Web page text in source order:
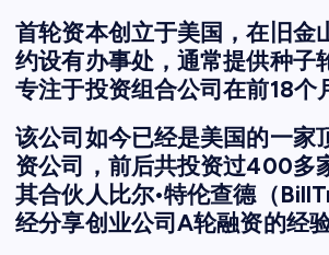
首轮资本创立于美国，在旧金
约设有办事处，通常提供种子
专注于投资组合公司在前18个
该公司如今已经是美国的一家
资公司，前后共投资过400多
其合伙人比尔•特伦查德（
经分享创业公司A轮融资的经验